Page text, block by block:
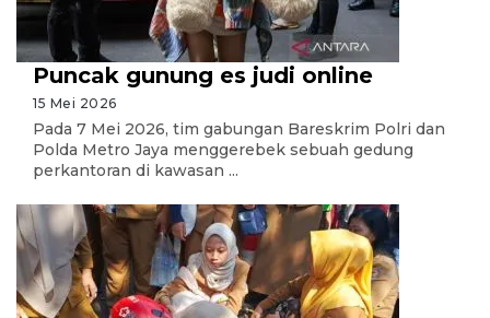
Puncak gunung es judi online
15 Mei 2026
Pada 7 Mei 2026, tim gabungan Bareskrim Polri dan
Polda Metro Jaya menggerebek sebuah gedung
perkantoran di kawasan ...